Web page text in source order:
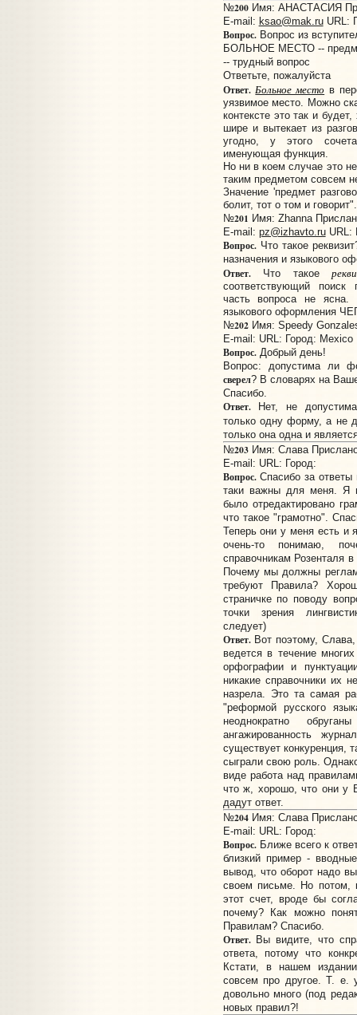
№200Имя: АНАСТАСИЯ
E-mail: ksao@mak.ruURL:
Вопрос.Вопрос из
БОЛЬНОЕ МЕСТО --
-- трудный вопрос
Ответьте, пожалуйста
Ответ. Больное место в
уязвимое место. Можно
контексте это так и
шире и вытекает из
угодно, у этого
именующая функция.
Но ни в коем случае это
таким предметом совсем
Значение 'предмет
болит, тот о том и говорит".
№201 Имя: Zhanna
E-mail: pz@izhavto.ruURL:
Вопрос.Что такое
назначения и языкового
Ответ.Что такое
соответствующий
часть вопроса не ясна.
языкового оформления
№202Имя: Speedy
E-mail: URL: Город: Mexico
Вопрос.Добрый день!
Вопрос: допустима ли
сверел? В словарях на
Спасибо.
Ответ.Нет, не
только одну форму, а не
только она одна и
№203Имя: Слава
E-mail: URL: Город:
Вопрос.Спасибо за ответы
таки важны для меня. Я
было отредактировано
что такое "грамотно".
Теперь они у меня есть и
очень-то понимаю,
справочникам Розенталя
Почему мы должны
требуют Правила?
страничке по поводу
точки зрения
следует)
Ответ.Вот поэтому, Слава,
ведется в течение
орфографии и
никакие справочники их
назрела. Это та самая
"реформой русского
неоднократно
ангажированность
существует конкуренция,
сыграли свою роль.
виде работа над
что ж, хорошо, что они у
дадут ответ.
№204Имя: Слава
E-mail: URL: Город:
Вопрос.Ближе всего к
близкий пример -
вывод, что оборот надо
своем письме. Но потом,
этот счет, вроде бы
почему? Как можно
Правилам? Спасибо.
Ответ.Вы видите, что
ответа, потому что
Кстати, в нашем
совсем про другое. Т. е.
довольно много (под
новых правил?!